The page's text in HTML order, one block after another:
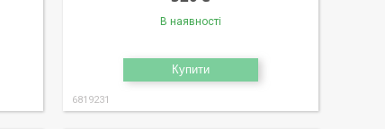
В наявності
Купити
6819231